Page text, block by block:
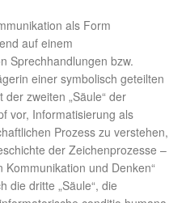
als Form
auf einem
Sprechhandlungen bzw.
einer symbolisch geteilten
zweiten „Säule“ der
vor, Informatisierung als
Prozess zu verstehen,
der Zeichenprozesse –
und Denken“
die dritte „Säule“, die